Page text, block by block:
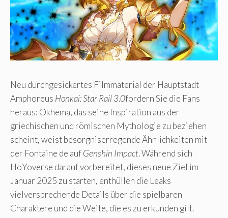
Neu durchgesickertes Filmmaterial der Hauptstadt
Amphoreus Honkai: Star Rail 3.0fordern Sie die Fans
heraus: Okhema, das seine Inspiration aus der
griechischen und römischen Mythologie zu beziehen
scheint, weist besorgniserregende Ähnlichkeiten mit
der Fontaine de aufGenshin Impact. Während sich
HoYoverse darauf vorbereitet, dieses neue Ziel im
Januar 2025 zu starten, enthüllen die Leaks
vielversprechende Details über die spielbaren
Charaktere und die Weite, die es zu erkunden gilt.